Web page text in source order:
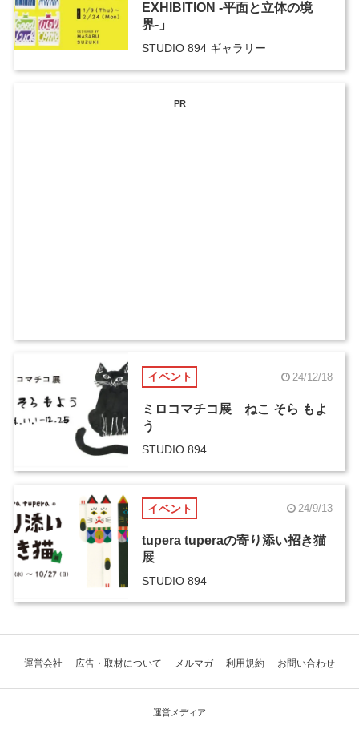
EXHIBITION -平面と立体の境
界-」
STUDIO 894 ギャラリー
PR
イベント 24/12/18
ミロコマチコ展 ねこ そら もよ
う
STUDIO 894
イベント 24/9/13
tupera tuperaの寄り添い招き猫
展
STUDIO 894
運営会社 広告・取材について メルマガ 利用規約 お問い合わせ
運営メディア